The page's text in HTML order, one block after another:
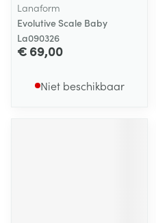
Lanaform
Evolutive Scale Baby
La090326
€ 69,00
Niet beschikbaar